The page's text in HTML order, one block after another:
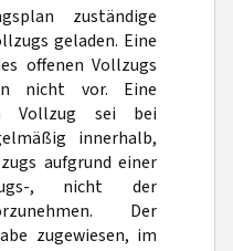
zuständige
geladen. Eine
offenen Vollzugs
nicht vor. Eine
Vollzug sei bei
innerhalb,
aufgrund einer
, nicht der
Der
zugewiesen, im